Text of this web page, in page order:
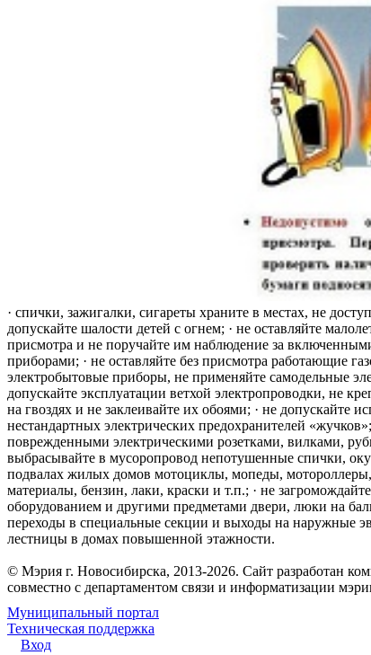
· спички, зажигалки, сигареты храните в местах, не
допускайте шалости детей с огнем; · не оставляйте
присмотра и не поручайте им наблюдение за
приборами; · не оставляйте без присмотра работающие
электробытовые приборы, не применяйте самодельные
допускайте эксплуатации ветхой электропроводки, не
на гвоздях и не заклеивайте их обоями; · не допускайте
нестандартных электрических предохранителей
поврежденными электрическими розетками, вилками,
выбрасывайте в мусоропровод непотушенные спички,
подвалах жилых домов мотоциклы, мопеды,
материалы, бензин, лаки, краски и т.п.; · не
оборудованием и другими предметами двери, люки на
переходы в специальные секции и выходы на наружные
лестницы в домах повышенной этажности.
© Мэрия г. Новосибирска, 2013-2026. Сайт разработан
совместно с департаментом связи и информатизации
Муниципальный портал
Техническая поддержка
Вход